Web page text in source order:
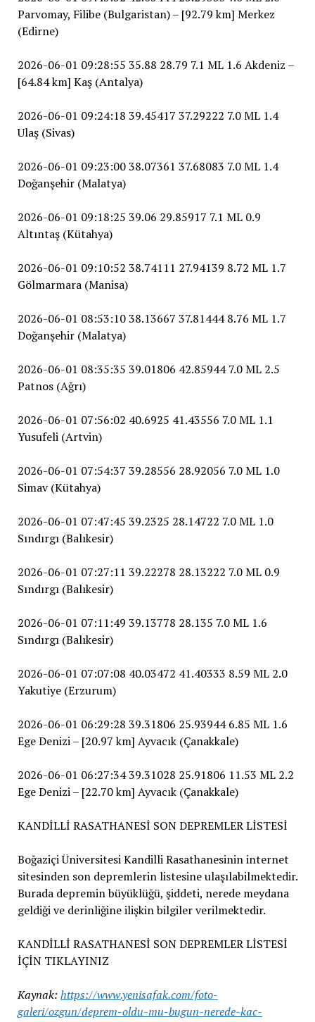
Parvomay, Filibe (Bulgaristan) – [92.79 km] Merkez
(Edirne)
2026-06-01 09:28:55 35.88 28.79 7.1 ML 1.6 Akdeniz –
[64.84 km] Kaş (Antalya)
2026-06-01 09:24:18 39.45417 37.29222 7.0 ML 1.4
Ulaş (Sivas)
2026-06-01 09:23:00 38.07361 37.68083 7.0 ML 1.4
Doğanşehir (Malatya)
2026-06-01 09:18:25 39.06 29.85917 7.1 ML 0.9
Altıntaş (Kütahya)
2026-06-01 09:10:52 38.74111 27.94139 8.72 ML 1.7
Gölmarmara (Manisa)
2026-06-01 08:53:10 38.13667 37.81444 8.76 ML 1.7
Doğanşehir (Malatya)
2026-06-01 08:35:35 39.01806 42.85944 7.0 ML 2.5
Patnos (Ağrı)
2026-06-01 07:56:02 40.6925 41.43556 7.0 ML 1.1
Yusufeli (Artvin)
2026-06-01 07:54:37 39.28556 28.92056 7.0 ML 1.0
Simav (Kütahya)
2026-06-01 07:47:45 39.2325 28.14722 7.0 ML 1.0
Sındırgı (Balıkesir)
2026-06-01 07:27:11 39.22278 28.13222 7.0 ML 0.9
Sındırgı (Balıkesir)
2026-06-01 07:11:49 39.13778 28.135 7.0 ML 1.6
Sındırgı (Balıkesir)
2026-06-01 07:07:08 40.03472 41.40333 8.59 ML 2.0
Yakutiye (Erzurum)
2026-06-01 06:29:28 39.31806 25.93944 6.85 ML 1.6
Ege Denizi – [20.97 km] Ayvacık (Çanakkale)
2026-06-01 06:27:34 39.31028 25.91806 11.53 ML 2.2
Ege Denizi – [22.70 km] Ayvacık (Çanakkale)
KANDİLLİ RASATHANESİ SON DEPREMLER LİSTESİ
Boğaziçi Üniversitesi Kandilli Rasathanesinin internet
sitesinden son depremlerin listesine ulaşılabilmektedir.
Burada depremin büyüklüğü, şiddeti, nerede meydana
geldiği ve derinliğine ilişkin bilgiler verilmektedir.
KANDİLLİ RASATHANESİ SON DEPREMLER LİSTESİ
İÇİN TIKLAYINIZ
Kaynak: https://www.yenisafak.com/foto-
galeri/ozgun/deprem-oldu-mu-bugun-nerede-kac-